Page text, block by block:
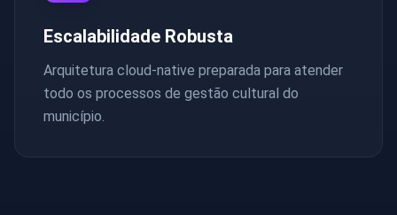
Escalabilidade Robusta
Arquitetura cloud-native preparada para atender
todo os processos de gestão cultural do
município.